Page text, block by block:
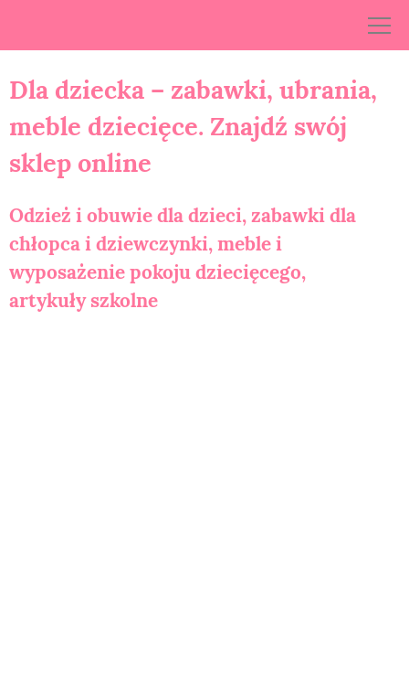
Dla dziecka – zabawki, ubrania,
meble dziecięce. Znajdź swój
sklep online
Odzież i obuwie dla dzieci, zabawki dla
chłopca i dziewczynki, meble i
wyposażenie pokoju dziecięcego,
artykuły szkolne